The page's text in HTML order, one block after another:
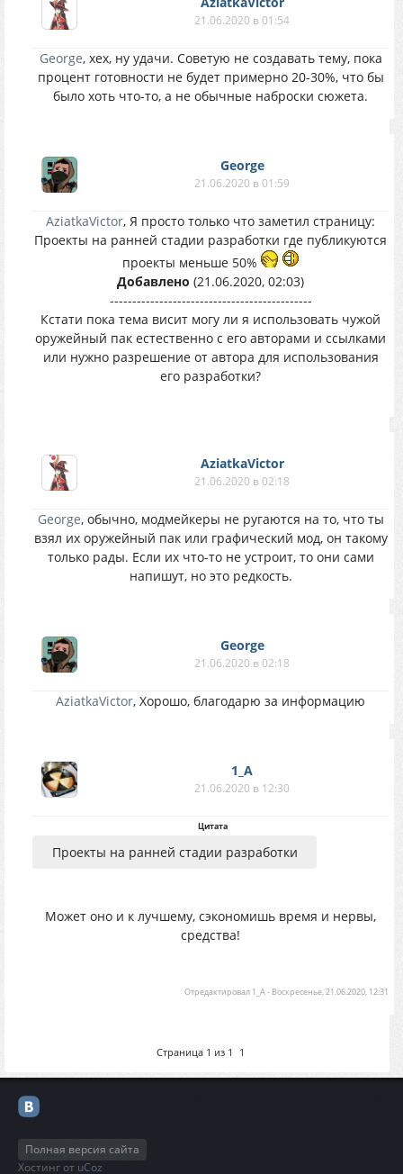
21.06.2020 в 01:54
George, хех, ну удачи. Советую не создавать тему, пока
процент готовности не будет примерно 20-30%, что бы
было хоть что-то, а не обычные наброски сюжета.
George
21.06.2020 в 01:59
AziatkaVictor, Я просто только что заметил страницу:
Проекты на ранней стадии разработки где публикуются
проекты меньше 50%
Добавлено (21.06.2020, 02:03)
---------------------------------------------
Кстати пока тема висит могу ли я использовать чужой
оружейный пак естественно с его авторами и ссылками
или нужно разрешение от автора для использования
его разработки?
AziatkaVictor
21.06.2020 в 02:18
George, обычно, модмейкеры не ругаются на то, что ты
взял их оружейный пак или графический мод, он такому
только рады. Если их что-то не устроит, то они сами
напишут, но это редкость.
George
21.06.2020 в 02:18
AziatkaVictor, Хорошо, благодарю за информацию
1_A
21.06.2020 в 12:30
Цитата
Проекты на ранней стадии разработки
Может оно и к лучшему, сэкономишь время и нервы,
средства!
Отредактировал 1_A- Воскресенье, 21.06.2020, 12:31
Страница 1 из 1 1
Полная версия сайта
Хостинг от uCoz